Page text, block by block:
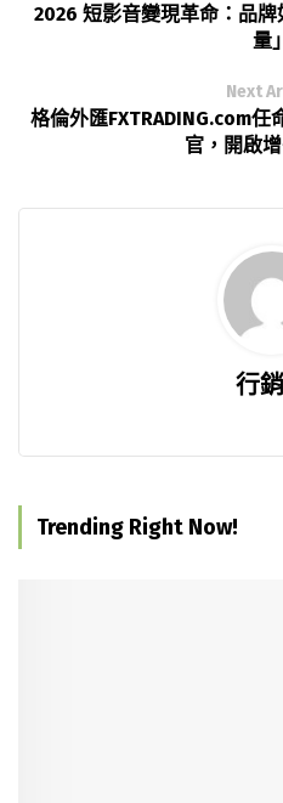
2026 短影音變現革命：品
量」
Next
格倫外匯FXTRADING.com
官，開啟
行
Trending Right Now!